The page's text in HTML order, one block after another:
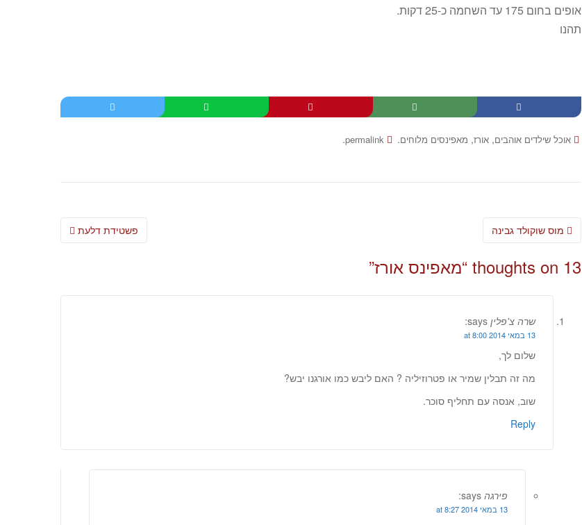
אופים בחום 175 עד השחמה כ-25 דקות.
תהנו
אוכל שילדים אוהבים, אורז, מאפינסים מלוחים.
permalink
.
Post
פשטידת דלעת
13 thoughts on “ מאפינס אורז”
שרה צ'פלין says:
13 במאי 2014 at 8:00
שלום לך,
מה זה תבלין שמיר או פטרוזיליה ? האם ליבש כמו אורגנו יבש?
שוב, אנסה עם תחליף סוכר.
Reply
פירגה says:
13 במאי 2014 at 8:27